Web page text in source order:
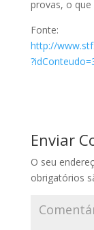
provas, o
Fonte:
http://
Enviar
O seu
obrigatórios